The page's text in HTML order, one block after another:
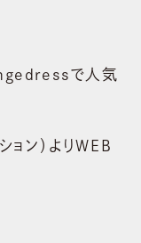
で人気
ン）よりWEB